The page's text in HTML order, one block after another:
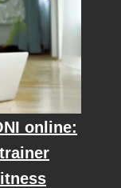
online: